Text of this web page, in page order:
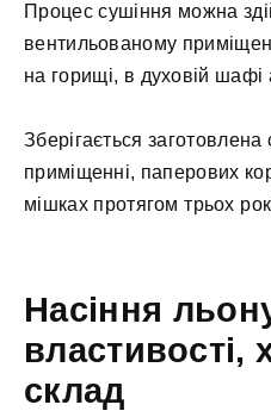
Процес сушіння можна
вентильованому
на горищі, в духовій шафі
Зберігається
приміщенні, паперових
мішках протягом трьох
Насіння
властивості,
склад